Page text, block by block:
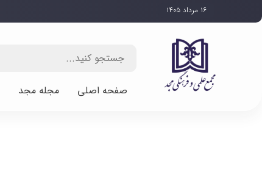
۱۶ مرداد ۱۴۰۵
صفحه اصلی مجله مجد